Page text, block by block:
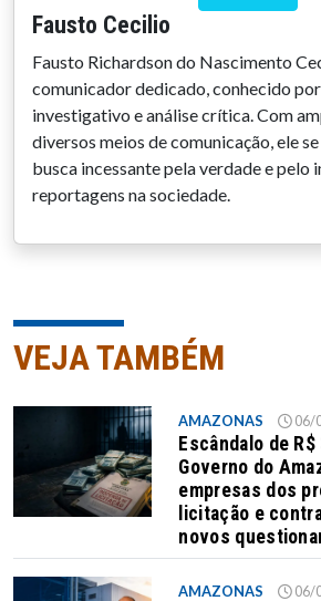
Fausto Cecilio
Fausto Richardson do Nascimento
comunicador dedicado, conhecido
investigativo e análise crítica. Com
diversos meios de comunicação, ele
busca incessante pela verdade e pelo
reportagens na sociedade.
VEJA TAMBÉM
AMAZONAS 06/
Escândalo de
Governo do
empresas dos
licitação e
novos
AMAZONAS 06/